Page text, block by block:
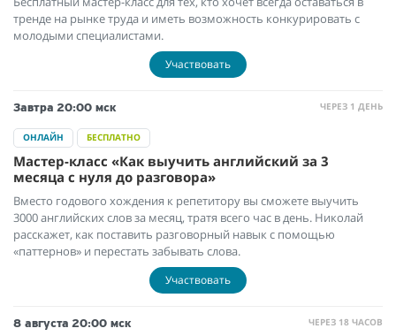
тренде на рынке труда и иметь возможность конкурировать с
молодыми специалистами.
Участвовать
ЧЕРЕЗ 1 ДЕНЬ
Завтра 20:00 мск
ОНЛАЙН БЕСПЛАТНО
Мастер-класс «Как выучить английский за 3
месяца с нуля до разговора»
Вместо годового хождения к репетитору вы сможете выучить
3000 английских слов за месяц, тратя всего час в день. Николай
расскажет, как поставить разговорный навык с помощью
«паттернов» и перестать забывать слова.
Участвовать
ЧЕРЕЗ 18 ЧАСОВ
8 августа 20:00 мск